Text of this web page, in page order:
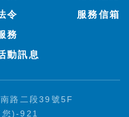
令
務
動訊息
服務信箱
路二段39號5F
)-921